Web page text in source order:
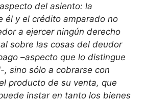
del asiento: la
él y el crédito amparado no
a ejercer ningún derecho
sobre las cosas del deudor
–aspecto que lo distingue
, sino sólo a cobrarse con
producto de su venta, que
instar en tanto los bienes